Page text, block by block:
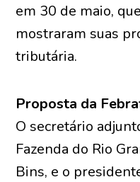
em 30 de maio,
mostraram suas
tributária.
Proposta da
O secretário
Fazenda do Rio
Bins, e o